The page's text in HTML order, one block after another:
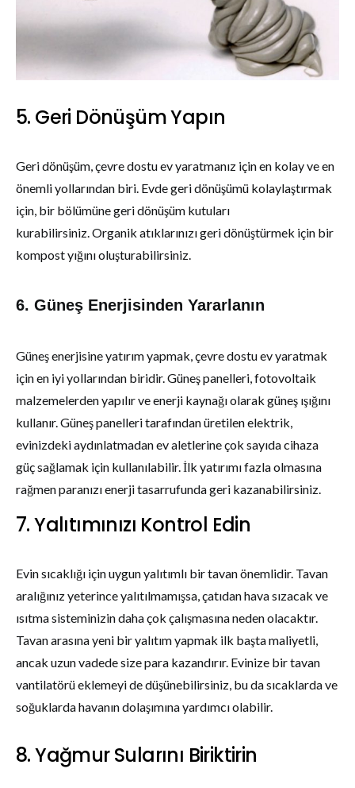
5. Geri Dönüşüm Yapın
Geri dönüşüm, çevre dostu ev yaratmanız için en kolay ve en
önemli yollarından biri. Evde geri dönüşümü kolaylaştırmak
için, bir bölümüne geri dönüşüm kutuları
kurabilirsiniz. Organik atıklarınızı geri dönüştürmek için bir
kompost yığını oluşturabilirsiniz.
6. Güneş Enerjisinden Yararlanın
Güneş enerjisine yatırım yapmak, çevre dostu ev yaratmak
için en iyi yollarından biridir. Güneş panelleri, fotovoltaik
malzemelerden yapılır ve enerji kaynağı olarak güneş ışığını
kullanır. Güneş panelleri tarafından üretilen elektrik,
evinizdeki aydınlatmadan ev aletlerine çok sayıda cihaza
güç sağlamak için kullanılabilir. İlk yatırımı fazla olmasına
rağmen paranızı enerji tasarrufunda geri kazanabilirsiniz.
7. Yalıtımınızı Kontrol Edin
Evin sıcaklığı için uygun yalıtımlı bir tavan önemlidir. Tavan
aralığınız yeterince yalıtılmamışsa, çatıdan hava sızacak ve
ısıtma sisteminizin daha çok çalışmasına neden olacaktır.
Tavan arasına yeni bir yalıtım yapmak ilk başta maliyetli,
ancak uzun vadede size para kazandırır. Evinize bir tavan
vantilatörü eklemeyi de düşünebilirsiniz, bu da sıcaklarda ve
soğuklarda havanın dolaşımına yardımcı olabilir.
8. Yağmur Sularını Biriktirin